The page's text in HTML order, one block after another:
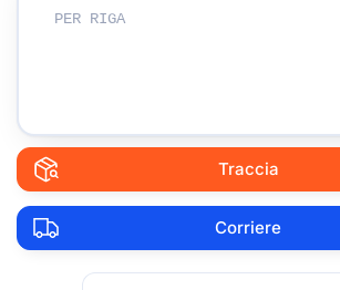
Traccia
Corriere